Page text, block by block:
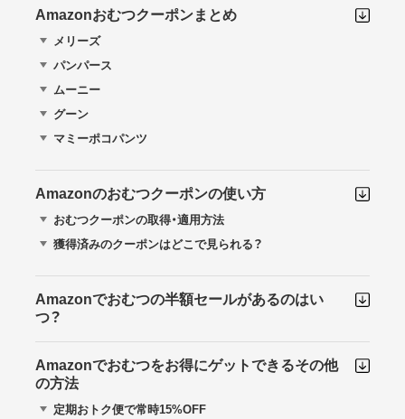
Amazonおむつクーポンまとめ
メリーズ
パンパース
ムーニー
グーン
マミーポコパンツ
Amazonのおむつクーポンの使い方
おむつクーポンの取得・適用方法
獲得済みのクーポンはどこで見られる？
Amazonでおむつの半額セールがあるのはい
つ？
Amazonでおむつをお得にゲットできるその他
の方法
定期おトク便で常時15%OFF